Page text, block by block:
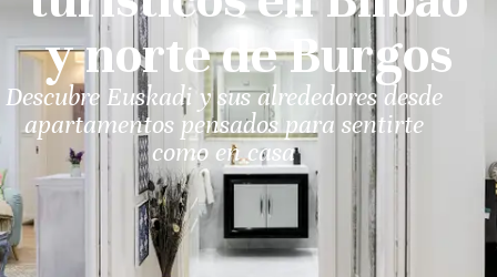
y norte de Burgos
Descubre Euskadi y sus alrededores desde
apartamentos pensados para sentirte
como en casa